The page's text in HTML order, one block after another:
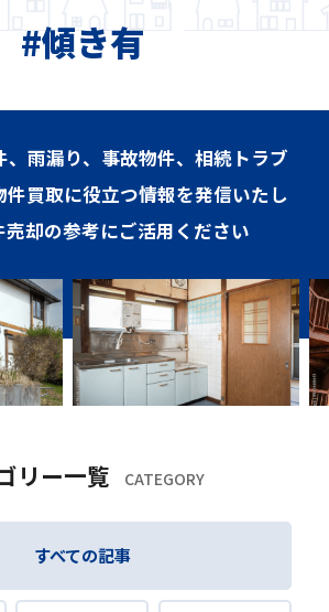
#傾き有
、雨漏り、事故物件、相続トラブ
件買取に役立つ情報を発信いたし
売却の参考にご活用ください
リー一覧 CATEGORY
すべての記事